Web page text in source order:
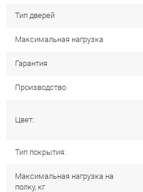
Тип дверей
Максимальная нагрузка
Гарантия
Производство
Цвет:
Тип покрытия:
Максимальная нагрузка на
полку, кг